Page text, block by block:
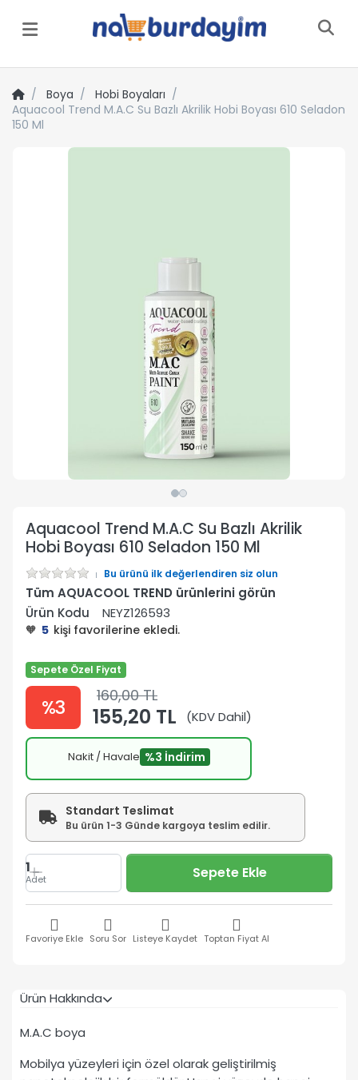
Menü
Boya
Hobi Boyaları
Aquacool Trend M.A.C Su Bazlı Akrilik Hobi Boyası 610 Seladon
150 Ml
Aquacool Trend M.A.C Su Bazlı Akrilik
Hobi Boyası 610 Seladon 150 Ml
Bu ürünü ilk değerlendiren siz olun
Tüm AQUACOOL TREND ürünlerini görün
Ürün Kodu
NEYZ126593
🧡 5 kişi favorilerine ekledi.
Sepete Özel Fiyat
%3 160,00 TL
155,20 TL (KDV Dahil)
Nakit / Havale %3 İndirim
Standart Teslimat
Bu ürün 1-3 Günde kargoya teslim edilir.
1
Adet Sepete Ekle
Favoriye Ekle Soru Sor Listeye Kaydet Toptan Fiyat Al
Ürün Hakkında
M.A.C boya
Mobilya yüzeyleri için özel olarak geliştirilmiş